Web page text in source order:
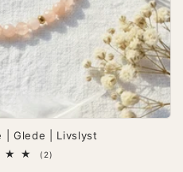
| Glede | Livslyst
(2)